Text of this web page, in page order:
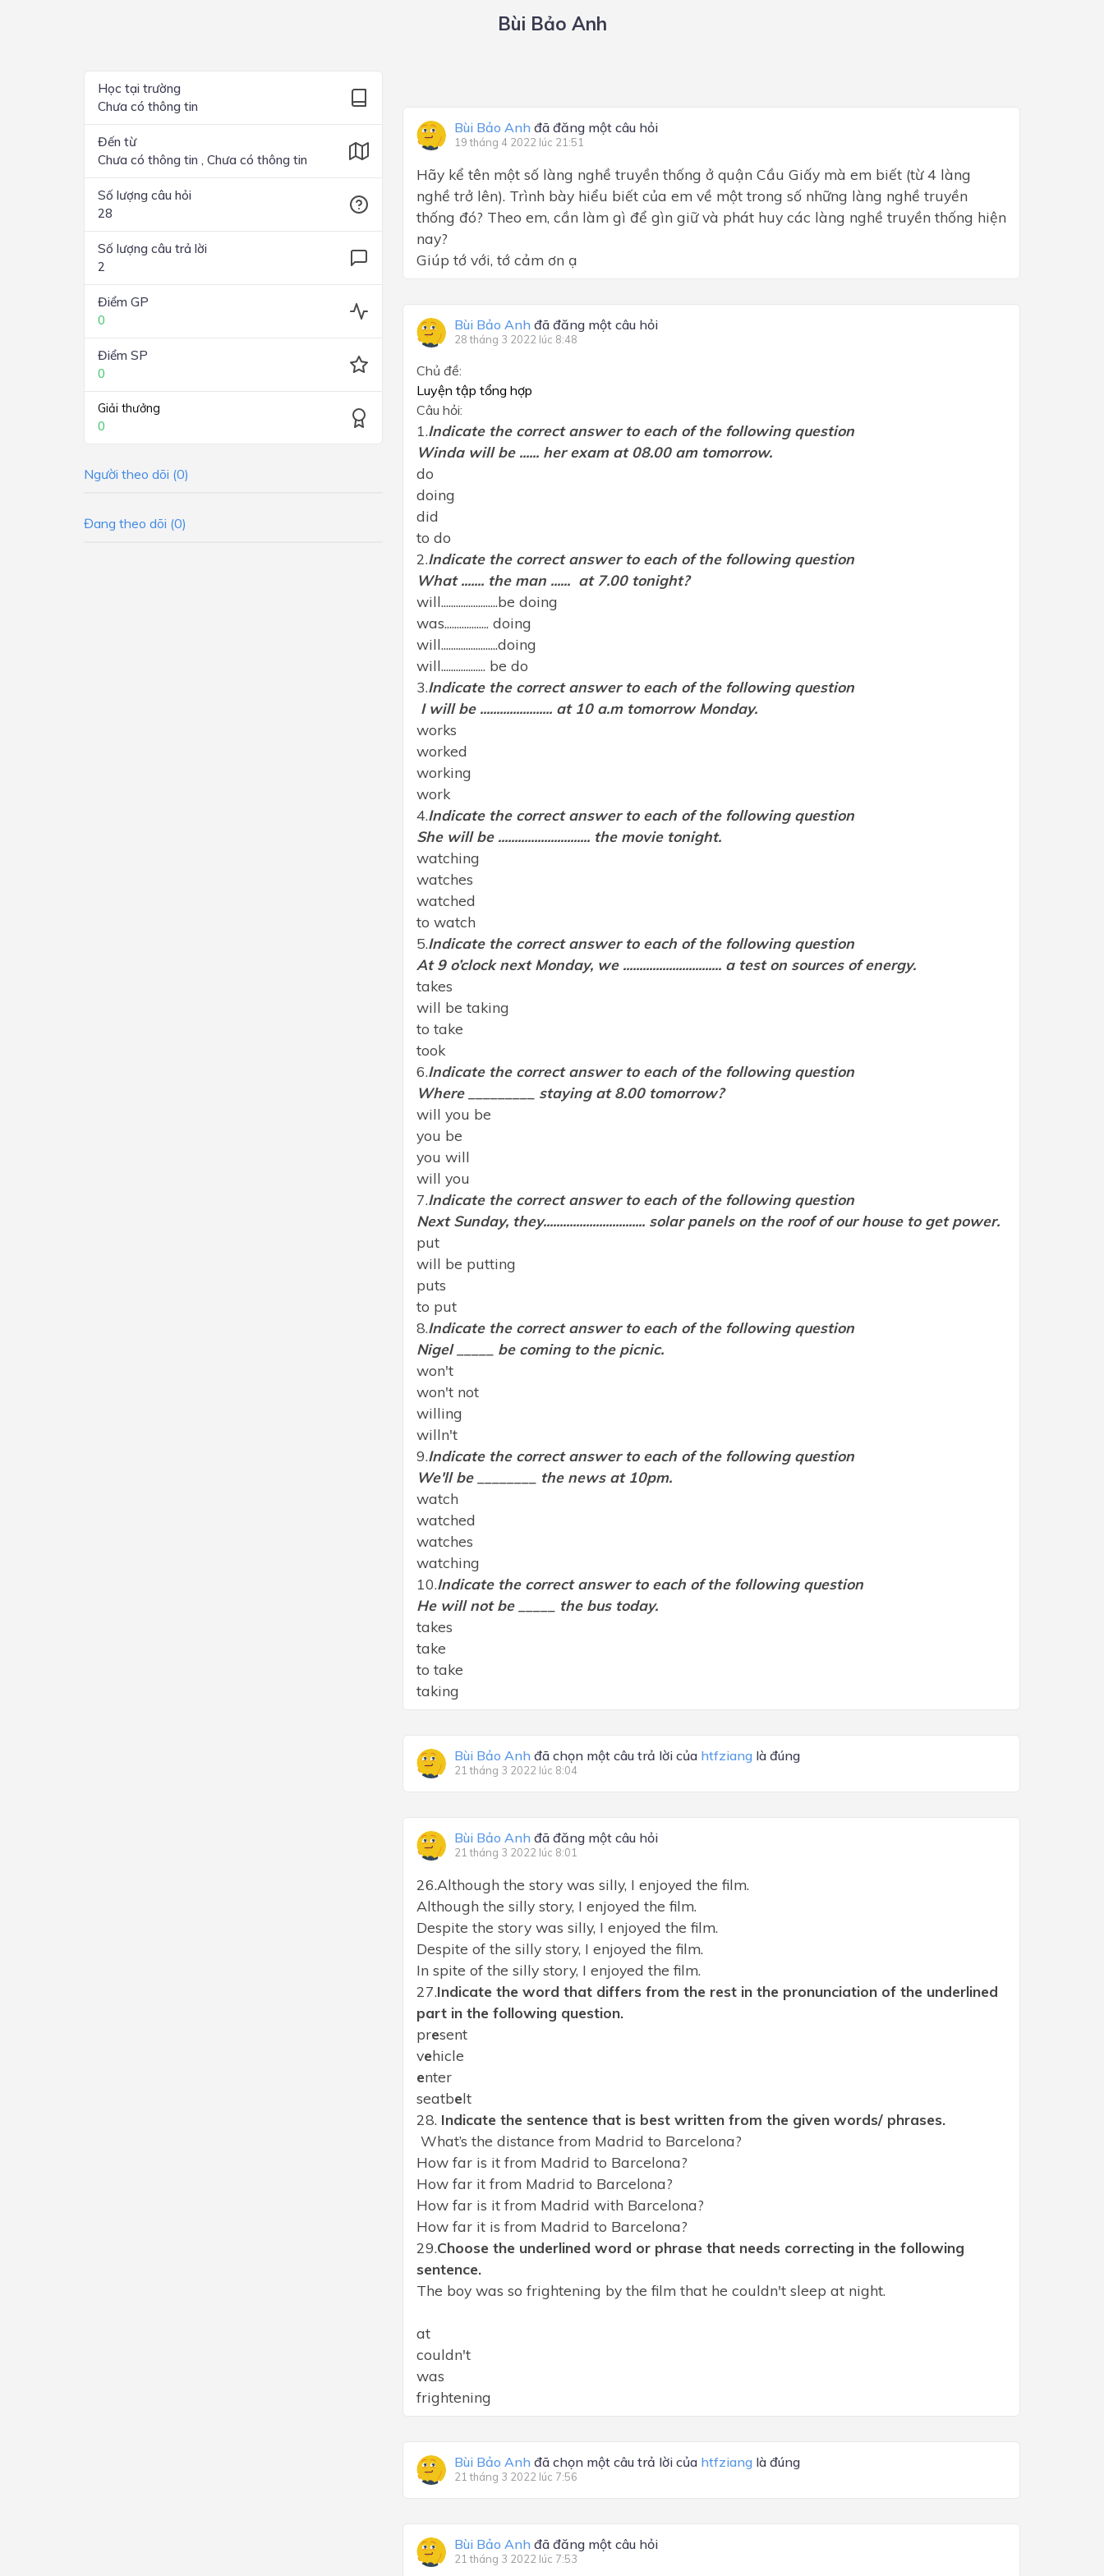
Lớp 2
Bùi Bảo Anh
Học tại trường
Chưa có thông tin
Đến từ
Chưa có thông tin , Chưa có thông tin
Số lượng câu hỏi
28
Số lượng câu trả lời
2
Điểm GP
0
Điểm SP
0
Giải thưởng
0
Người theo dõi (0)
Đang theo dõi (0)
Bùi Bảo Anh đã đăng một câu hỏi
19 tháng 4 2022 lúc 21:51
Hãy kể tên một số làng nghề truyền thống ở quận Cầu Giấy mà em biết (từ 4 làng
nghề trở lên). Trình bày hiểu biết của em về một trong số những làng nghề truyền
thống đó? Theo em, cần làm gì để gìn giữ và phát huy các làng nghề truyền thống hiện
nay?
Giúp tớ với, tớ cảm ơn ạ
Bùi Bảo Anh đã đăng một câu hỏi
28 tháng 3 2022 lúc 8:48
Chủ đề:
Luyện tập tổng hợp
Câu hỏi:
1.Indicate the correct answer to each of the following question
Winda will be ...... her exam at 08.00 am tomorrow.
do
doing
did
to do
2.Indicate the correct answer to each of the following question
What ....... the man ...... at 7.00 tonight?
will.......................be doing
was.................. doing
will.......................doing
will.................. be do
3.Indicate the correct answer to each of the following question
I will be ...................... at 10 a.m tomorrow Monday.
works
worked
working
work
4.Indicate the correct answer to each of the following question
She will be ............................ the movie tonight.
watching
watches
watched
to watch
5.Indicate the correct answer to each of the following question
At 9 o’clock next Monday, we .............................. a test on sources of energy.
takes
will be taking
to take
took
6.Indicate the correct answer to each of the following question
Where _________ staying at 8.00 tomorrow?
will you be
you be
you will
will you
7.Indicate the correct answer to each of the following question
Next Sunday, they............................... solar panels on the roof of our house to get power.
put
will be putting
puts
to put
8.Indicate the correct answer to each of the following question
Nigel _____ be coming to the picnic.
won't
won't not
willing
willn't
9.Indicate the correct answer to each of the following question
We'll be ________ the news at 10pm.
watch
watched
watches
watching
10.Indicate the correct answer to each of the following question
He will not be _____ the bus today.
takes
take
to take
taking
Bùi Bảo Anh đã chọn một câu trả lời của htfziang là đúng
21 tháng 3 2022 lúc 8:04
Bùi Bảo Anh đã đăng một câu hỏi
21 tháng 3 2022 lúc 8:01
26.Although the story was silIy, I enjoyed the film.
Although the silly story, I enjoyed the film.
Despite the story was silIy, I enjoyed the film.
Despite of the silly story, I enjoyed the film.
In spite of the silly story, I enjoyed the film.
27.Indicate the word that differs from the rest in the pronunciation of the underlined
part in the following question.
present
vehicle
enter
seatbelt
28. Indicate the sentence that is best written from the given words/ phrases.
What’s the distance from Madrid to Barcelona?
How far is it from Madrid to Barcelona?
How far it from Madrid to Barcelona?
How far is it from Madrid with Barcelona?
How far it is from Madrid to Barcelona?
29.Choose the underlined word or phrase that needs correcting in the following
sentence.
The boy was so frightening by the film that he couldn't sleep at night.
at
couldn't
was
frightening
Bùi Bảo Anh đã chọn một câu trả lời của htfziang là đúng
21 tháng 3 2022 lúc 7:56
Bùi Bảo Anh đã đăng một câu hỏi
21 tháng 3 2022 lúc 7:53